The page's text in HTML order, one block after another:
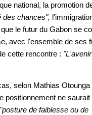
national, la promotion
des chances",
le futur du Gabon se
avec l'ensemble de ses
cette rencontre :
selon Mathias Otounga
positionnement ne saurait
"posture de faiblesse ou de